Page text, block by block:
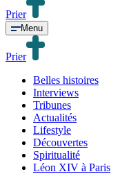
Prier
Menu
Prier
Belles histoires
Interviews
Tribunes
Actualités
Lifestyle
Découvertes
Spiritualité
Léon XIV à Paris